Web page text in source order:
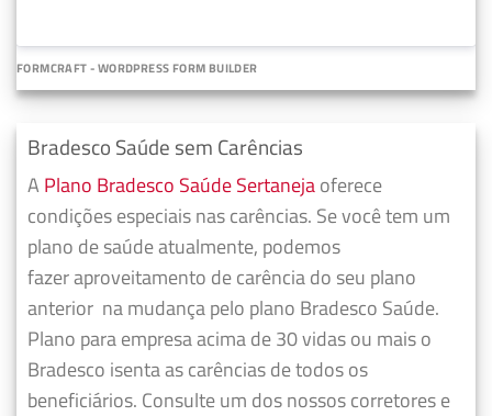
FORMCRAFT - WORDPRESS FORM BUILDER
Bradesco Saúde sem Carências
A Plano Bradesco Saúde Sertanejaoferece
condições especiais nas carências. Se você tem um
plano de saúde atualmente, podemos
fazeraproveitamento de carência do seu plano
anterior na mudança pelo plano Bradesco Saúde.
Plano para empresa acima de 30 vidas ou mais o
Bradesco isenta as carências de todos os
beneficiários. Consulte um dos nossos corretores e